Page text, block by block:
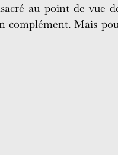
au point de vue
complément. Mais